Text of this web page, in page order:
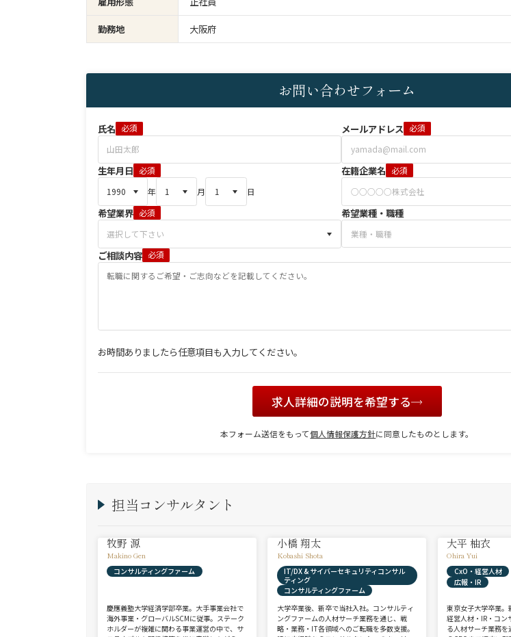
勤務地
大阪府
お問い合わせフォーム
氏名 必須 メールアドレス 必須
生年月日 必須
年
月 日
在籍企業名 必須
希望業界 必須 希望業種・職種
ご相談内容 必須
お時間ありましたら任意項目も入力してください。
求人詳細の説明を希望する
本フォーム送信をもって個人情報保護方針に同意したものとします。
担当コンサルタント
牧野 源
Makino Gen
コンサルティングファーム
慶應義塾大学経済学部卒業。大手事業会社で
海外事業・グローバルSCMに従事。ステーク
ホルダーが複雑に関わる事業運営の中で、サ
小橋 翔太
Kobashi Shota
IT/DX & サイバーセキュリティコンサル
ティング
コンサルティングファーム
大学卒業後、新卒で当社入社。コンサルティ
ングファームの人材サーチ業務を通じ、戦
略・業務・IT各領域へのご転職を多数支援。
大平 柚衣
Ohira Yui
CxO・経営人材
広報・IR
東京女子大学卒業。
経営人材・IR・コ
る人材サーチ業務